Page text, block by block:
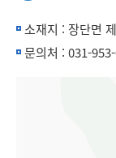
소재지 : 장단면
문의처 : 031-